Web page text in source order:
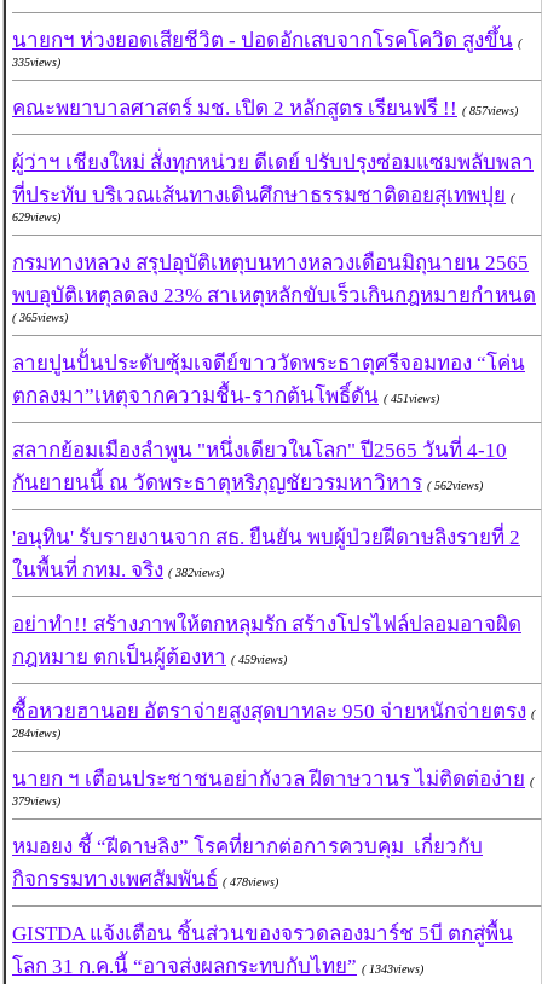
นายกฯ ห่วงยอดเสียชีวิต - ปอดอักเสบจากโรคโควิด สูงขึ้น (
335views)
คณะพยาบาลศาสตร์ มช. เปิด 2 หลักสูตร เรียนฟรี !! ( 857views)
ผู้ว่าฯ เชียงใหม่ สั่งทุกหน่วย ดีเดย์ ปรับปรุงซ่อมแซมพลับพลา
ที่ประทับ บริเวณเส้นทางเดินศึกษาธรรมชาติดอยสุเทพปุย (
629views)
กรมทางหลวง สรุปอุบัติเหตุบนทางหลวงเดือนมิถุนายน 2565
พบอุบัติเหตุลดลง 23% สาเหตุหลักขับเร็วเกินกฎหมายกำหนด
( 365views)
ลายปูนปั้นประดับซุ้มเจดีย์ขาววัดพระธาตุศรีจอมทอง “โค่น
ตกลงมา”เหตุจากความชื้น-รากต้นโพธิ์ดัน ( 451views)
สลากย้อมเมืองลำพูน "หนึ่งเดียวในโลก" ปี2565 วันที่ 4-10
กันยายนนี้ ณ วัดพระธาตุหริภุญชัยวรมหาวิหาร ( 562views)
'อนุทิน' รับรายงานจาก สธ. ยืนยัน พบผู้ป่วยฝีดาษลิงรายที่ 2
ในพื้นที่ กทม. จริง ( 382views)
อย่าทำ!! สร้างภาพให้ตกหลุมรัก สร้างโปรไฟล์ปลอมอาจผิด
กฎหมาย ตกเป็นผู้ต้องหา ( 459views)
ซื้อหวยฮานอย อัตราจ่ายสูงสุดบาทละ 950 จ่ายหนักจ่ายตรง (
284views)
นายก ฯ เตือนประชาชนอย่ากังวล ฝีดาษวานร ไม่ติดต่อง่าย (
379views)
หมอยง ชี้ “ฝีดาษลิง” โรคที่ยากต่อการควบคุม เกี่ยวกับ
กิจกรรมทางเพศสัมพันธ์ ( 478views)
GISTDA แจ้งเตือน ชิ้นส่วนของจรวดลองมาร์ช 5บี ตกสู่พื้น
โลก 31 ก.ค.นี้ “อาจส่งผลกระทบกับไทย” ( 1343views)